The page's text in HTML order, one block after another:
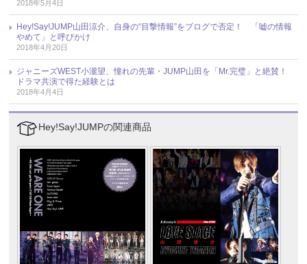
2018年5月4日
Hey!Say!JUMP山田涼介、自身の“目撃情報”をブログで否定！ 「嘘の情報
やめて」と呼びかけ
2018年4月20日
ジャニーズWEST小瀧望、憧れの先輩・JUMP山田を「Mr.完璧」と絶賛！
ドラマ共演で得た経験とは
2018年4月4日
Hey!Say!JUMPの関連商品